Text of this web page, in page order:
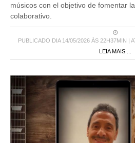
músicos con el objetivo de fomentar
colaborativo.
PUBLICADO DIA 14/05/2026 ÀS 22H37MIN |
LEIA MAIS ...